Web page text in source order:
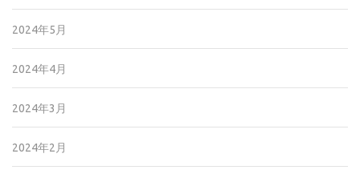
2024年5月
2024年4月
2024年3月
2024年2月